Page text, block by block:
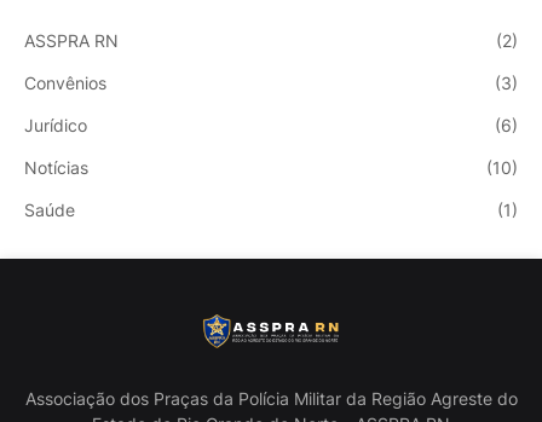
ASSPRA RN (2)
Convênios (3)
Jurídico (6)
Notícias (10)
Saúde (1)
Associação dos Praças da Polícia Militar da Região Agreste do